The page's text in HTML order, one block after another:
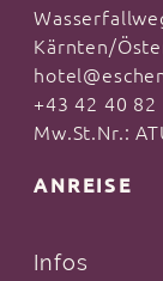
Kärnten/
+43 42 40 82
Mw.St.Nr.:
ANREISE
Infos